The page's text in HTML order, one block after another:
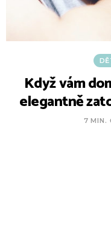
Když vám
elegantně
7 MIN.